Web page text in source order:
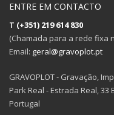
ENTRE EM CONTACTO
T (+351) 219 614 830
(Chamada para a rede fixa
Email: geral@gravoplot.pt
GRAVOPLOT - Gravação,
Park Real - Estrada Real, 33
Portugal